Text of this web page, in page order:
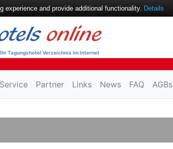
Tagungshotel Verzeichnis im Internet
Service Partner Links News FAQ AGBs
and provide additional functionality. Details